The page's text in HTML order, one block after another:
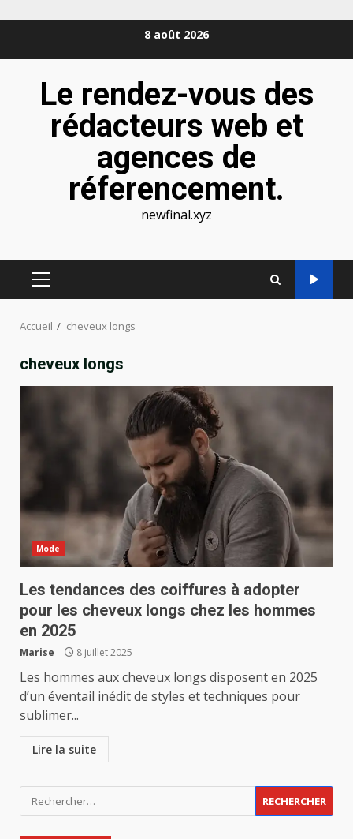
8 août 2026
Le rendez-vous des
rédacteurs web et
agences de
réferencement.
newfinal.xyz
MENU
Accueil cheveux longs
cheveux longs
Mode
Les tendances des coiffures à adopter
pour les cheveux longs chez les hommes
en 2025
Marise 8 juillet 2025
Les hommes aux cheveux longs disposent en 2025
d’un éventail inédit de styles et techniques pour
sublimer...
Lire la suite
Rechercher :